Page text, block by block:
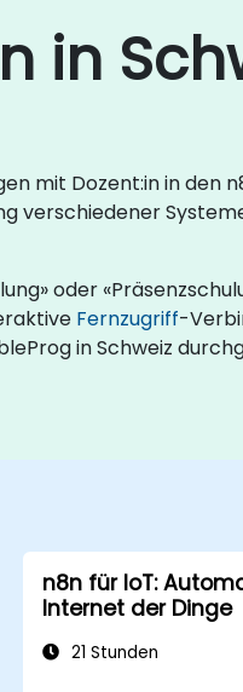
in
mit Dozent:in in
verschiedener
oder
Fernzugriff-
in Schweiz
n8n für IoT:
Internet der Dinge
21 Stunden